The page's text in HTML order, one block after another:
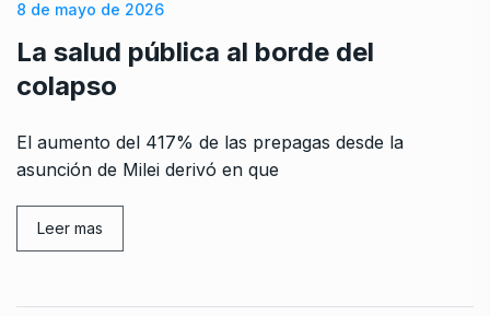
8 de mayo de 2026
La salud pública al borde del
colapso
El aumento del 417% de las prepagas desde la
asunción de Milei derivó en que
Leer mas